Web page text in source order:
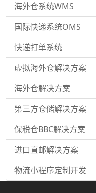
海外仓系统WMS
国际快递系统OMS
快递打单系统
虚拟海外仓解决方案
海外仓解决方案
第三方仓储解决方案
保税仓BBC解决方案
进口直邮解决方案
物流小程序定制开发